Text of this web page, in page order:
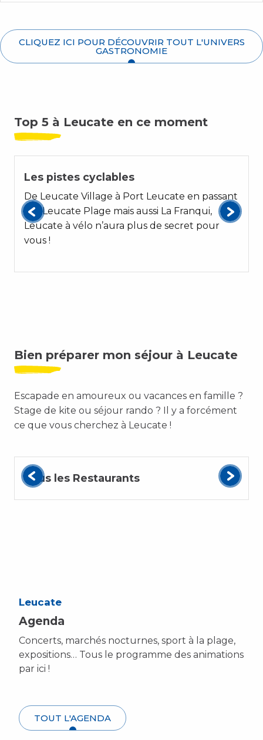
CLIQUEZ ICI POUR DÉCOUVRIR TOUT L'UNIVERS
GASTRONOMIE
Top 5 à Leucate en ce moment
01
Les pistes cyclables
De Leucate Village à Port Leucate en passant
par Leucate Plage mais aussi La Franqui,
Leucate à vélo n’aura plus de secret pour
vous !
Bien préparer mon séjour à Leucate
Escapade en amoureux ou vacances en famille ?
Stage de kite ou séjour rando ? Il y a forcément
ce que vous cherchez à Leucate !
Tous les Restaurants
Leucate
Agenda
Concerts, marchés nocturnes, sport à la plage,
expositions… Tous le programme des animations
par ici !
TOUT L'AGENDA